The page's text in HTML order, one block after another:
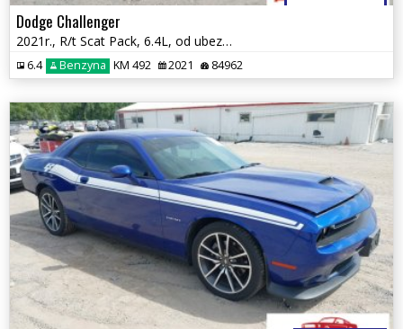
Dodge Challenger
2021r., R/t Scat Pack, 6.4L, od ubezpieczalni
6.4 Benzyna KM 492 2021 84962